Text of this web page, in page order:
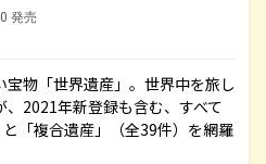
発売
物「世界遺産」。世界中を旅し
2021年新登録も含む、すべて
「複合遺産」（全39件）を網羅